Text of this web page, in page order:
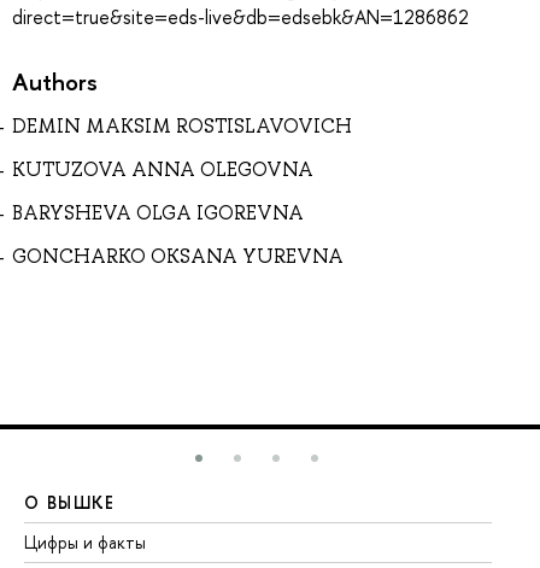
direct=true&site=eds-live&db=edsebk&AN=1286862
Authors
DEMIN MAKSIM ROSTISLAVOVICH
KUTUZOVA ANNA OLEGOVNA
BARYSHEVA OLGA IGOREVNA
GONCHARKO OKSANA YUREVNA
О ВЫШКЕ
Цифры и факты